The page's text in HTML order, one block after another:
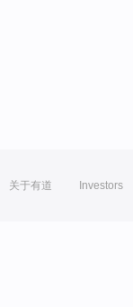
关于有道 Investors